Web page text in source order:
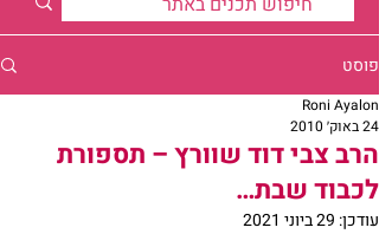
פוסט
הרב צבי דוד שוורץ – תספורת
לכבוד שבת…
Roni Ayalon
24 באוק׳ 2010
עודכן: 29 ביוני 2021